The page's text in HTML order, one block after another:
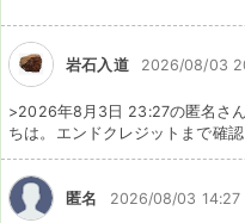
岩石入道 2026/08/03
>2026年8月3日 23:27の匿名さ
ちは。エンドクレジットまで確
匿名 2026/08/03 14:27